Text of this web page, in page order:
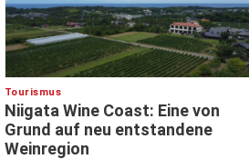
Tourismus
Niigata Wine Coast: Eine von
Grund auf neu entstandene
Weinregion